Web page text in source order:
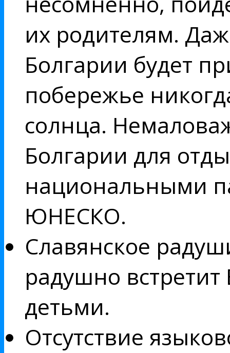
их родителям.
Болгарии будет
побережье
солнца.
Болгарии для
национальными
ЮНЕСКО.
Славянское
радушно
детьми.
Отсутствие